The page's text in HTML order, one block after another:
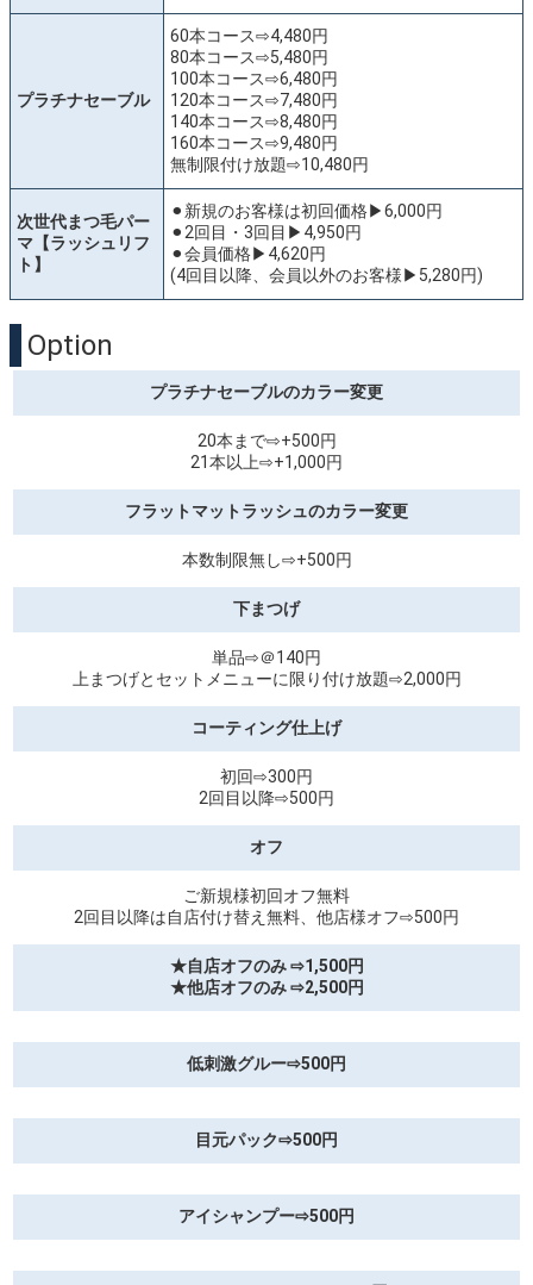
プラチナセーブル
60本コース⇨4,480円
80本コース⇨5,480円
100本コース⇨6,480円
120本コース⇨7,480円
140本コース⇨8,480円
160本コース⇨9,480円
無制限付け放題⇨10,480円
次世代まつ毛パー
マ【ラッシュリフ
ト】
⚫︎新規のお客様は初回価格▶︎6,000円
⚫︎2回目・3回目▶︎4,950円
⚫︎会員価格▶︎4,620円
(4回目以降、会員以外のお客様▶︎5,280円)
Option
プラチナセーブルのカラー変更
20本まで⇨+500円
21本以上⇨+1,000円
フラットマットラッシュのカラー変更
本数制限無し⇨+500円
下まつげ
単品⇨＠140円
上まつげとセットメニューに限り付け放題⇨2,000円
コーティング仕上げ
初回⇨300円
2回目以降⇨500円
オフ
ご新規様初回オフ無料
2回目以降は自店付け替え無料、他店様オフ⇨500円
★自店オフのみ ⇨1,500円
★他店オフのみ ⇨2,500円
低刺激グルー⇨500円
目元パック⇨500円
アイシャンプー⇨500円